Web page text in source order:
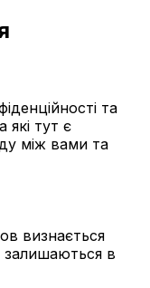
та
які тут є
між вами та
визнається
в